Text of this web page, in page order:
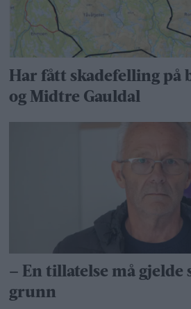
Har fått skadefelling på
og Midtre Gauldal
– En tillatelse må gjelde
grunn